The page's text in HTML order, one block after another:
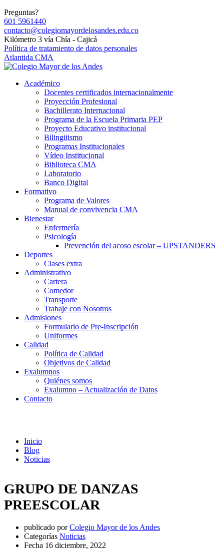
Preguntas?
601 5961440
contacto@colegiomayordelosandes.edu.co
Kilómetro 3 vía Chía - Cajicá
Política de tratamiento de datos personales
Atlantida CMA
Académico
Docentes certificados internacionalmente
Proyección Profesional
Bachillerato Internacional
Programa de la Escuela Primaria PEP
Proyecto Educativo institucional
Bilingüismo
Programas Institucionales
Vídeo Institucional
Biblioteca CMA
Laboratorio
Banco Digital
Formativo
Programa de Valores
Manual de convivencia CMA
Bienestar
Enfermería
Psicología
Prevención del acoso escolar – UPSTANDERS
Deportes
Clases extra
Administrativo
Cartera
Comedor
Transporte
Trabaje con Nosotros
Admisiones
Formulario de Pre-Inscripción
Uniformes
Calidad
Política de Calidad
Objetivos de Calidad
Exalumnos
Quiénes somos
Exalumno – Actualización de Datos
Contacto
Inicio
Blog
Noticias
GRUPO DE DANZAS
PREESCOLAR
publicado por Colegio Mayor de los Andes
Categorías Noticias
Fecha 16 diciembre, 2022